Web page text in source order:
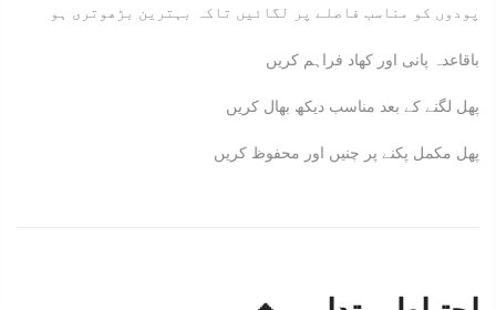
پودوں کو مناسب فاصلے پر لگائیں تاکہ بہترین بڑھوتری ہو
باقاعدہ پانی اور کھاد فراہم کریں
پھل لگنے کے بعد مناسب دیکھ بھال کریں
پھل مکمل پکنے پر چنیں اور محفوظ کریں